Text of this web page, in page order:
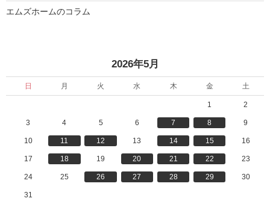
エムズホームのコラム
2026年5月
日 月 火 水 木 金 土
1 2
3 4 5 6 7 8 9
10 11 12 13 14 15 16
17 18 19 20 21 22 23
24 25 26 27 28 29 30
31